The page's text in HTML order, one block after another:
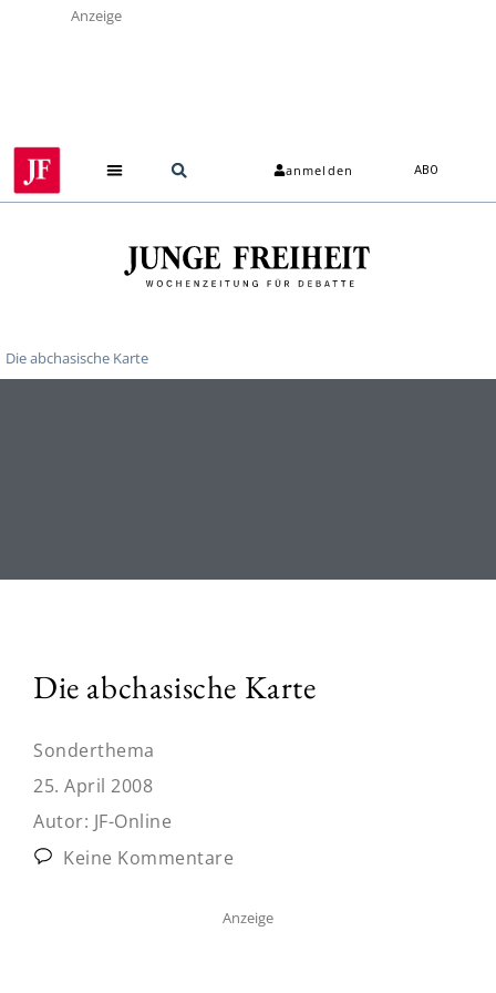
Anzeige
anmelden ABO
Die abchasische Karte
Die abchasische Karte
Sonderthema
25. April 2008
Autor: JF-Online
Keine Kommentare
Anzeige